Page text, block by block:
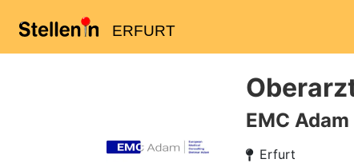
ERFURT
EMC Adam
Erfurt